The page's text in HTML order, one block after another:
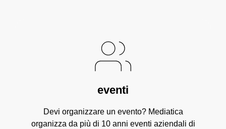
eventi
Devi organizzare un evento? Mediatica
organizza da più di 10 anni eventi aziendali di